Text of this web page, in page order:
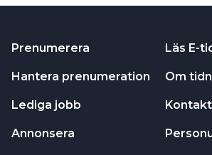
Prenumerera
Hantera prenumeration
Lediga jobb
Annonsera
Läs E-
Om
Kontakt